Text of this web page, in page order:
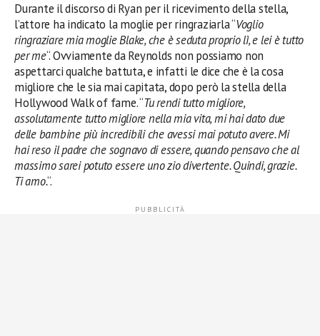
Durante il discorso di Ryan per il ricevimento della stella,
l’attore ha indicato la moglie per ringraziarla “Voglio
ringraziare mia moglie Blake, che è seduta proprio lì, e lei è tutto
per me“. Ovviamente da Reynolds non possiamo non
aspettarci qualche battuta, e infatti le dice che è la cosa
migliore che le sia mai capitata, dopo però la stella della
Hollywood Walk of fame. “Tu rendi tutto migliore,
assolutamente tutto migliore nella mia vita, mi hai dato due
delle bambine più incredibili che avessi mai potuto avere. Mi
hai reso il padre che sognavo di essere, quando pensavo che al
massimo sarei potuto essere uno zio divertente. Quindi, grazie.
Ti amo.“.